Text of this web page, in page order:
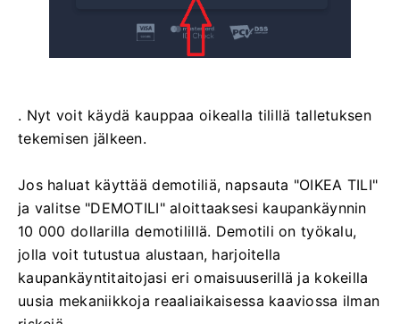
. Nyt voit käydä kauppaa oikealla tilillä talletuksen
tekemisen jälkeen.
Jos haluat käyttää demotiliä, napsauta "OIKEA TILI"
ja valitse "DEMOTILI" aloittaaksesi kaupankäynnin
10 000 dollarilla demotilillä. Demotili on työkalu,
jolla voit tutustua alustaan, harjoitella
kaupankäyntitaitojasi eri omaisuuserillä ja kokeilla
uusia mekaniikkoja reaaliaikaisessa kaaviossa ilman